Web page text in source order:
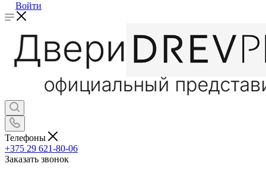
Войти
Телефоны
+375 29 621-80-06
Заказать звонок